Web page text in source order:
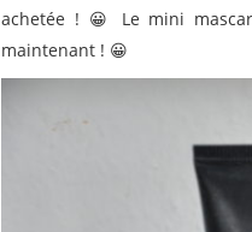
achetée ! 😀 Le mini
maintenant ! 😀